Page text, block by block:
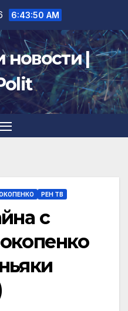
6:43:50 AM
новости |
РЕН ТВ
с